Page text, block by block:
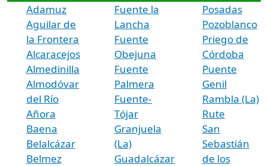
Adamuz
Aguilar de
la Frontera
Alcaracejos
Almedinilla
Almodóvar
del Río
Añora
Baena
Belalcázar
Belmez
Fuente la
Lancha
Fuente
Obejuna
Fuente
Palmera
Fuente-
Tójar
Granjuela
(La)
Guadalcázar
Posadas
Pozoblanco
Priego de
Córdoba
Puente
Genil
Rambla (La)
Rute
San
Sebastián
de los